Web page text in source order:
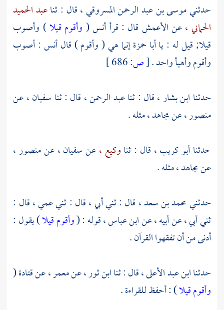
حدثنيموسى بن عبد الرحمن المسروقي ،قال : ثناعبد الحميد
الحماني ،عنالأعمش قال : قرأ أنس ( وأقوم قيلا) وأصوب
قيلا; قيل له : يا أبا حمزة إنما هي ( وأقوم ) قال أنس : أصوب
وأقوم وأهيأ واحد .[ص:
حدثنا ابن بشار ،قال : ثناعبد الرحمن ، قال : ثنا سفيان ،عن
منصور ،عنمجاهد ،مثله .
حدثناأبو كريب ، قال : ثناوكيع ،عنسفيان ،عنمنصور ،
عنمجاهد ،مثله .
حدثنيمحمد بن سعد ، قال : ثني أبي ، قال : ثني عمي ، قال :
ثني أبي ، عن أبيه ، عنابن عباس ،قوله : (وأقوم قيلا) يقول :
أدنى من أن تفقهوا القرآن .
حدثناابن عبد الأعلى ،قال : ثناابن ثور ،عنمعمر ،عنقتادة(
وأقوم قيلا) : أحفظ للقراءة .